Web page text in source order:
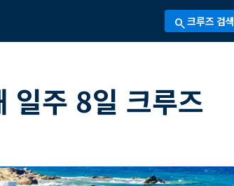
search크루즈 검색
일주 8일 크루즈